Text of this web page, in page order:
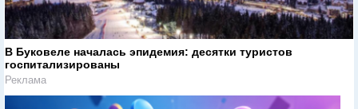
В Буковеле началась эпидемия: десятки туристов
госпитализированы
Реклама